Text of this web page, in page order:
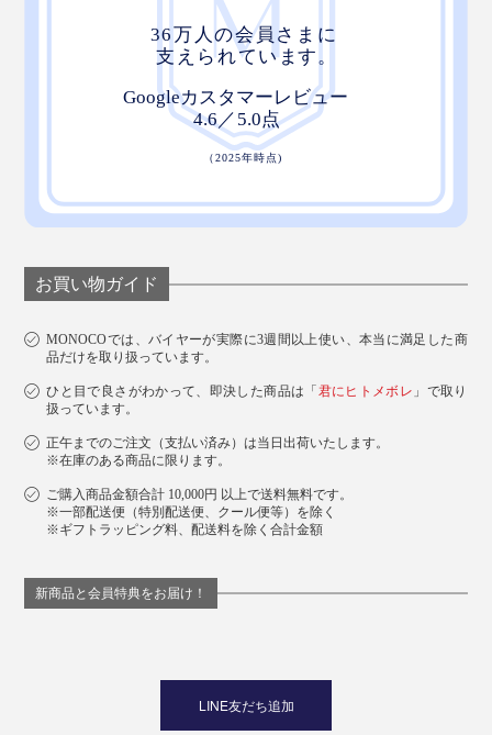
お買い物ガイド
MONOCOでは、バイヤーが実際に3週間以上使い、本当に満足した商
品だけを取り扱っています。
ひと目で良さがわかって、即決した商品は「 君にヒトメボレ 」で取り
扱っています。
正午までのご注文（支払い済み）は当日出荷いたします。
※在庫のある商品に限ります。
ご購入商品金額合計 10,000円 以上で送料無料です。
※一部配送便（特別配送便、クール便等）を除く
※ギフトラッピング料、配送料を除く合計金額
新商品と会員特典をお届け！
LINE友だち追加